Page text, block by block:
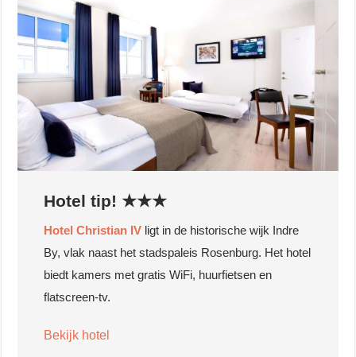
Hotel tip! ★★★
Hotel Christian IVligt in de historische wijk Indre
By, vlak naast het stadspaleis Rosenburg. Het hotel
biedt kamers met gratis WiFi, huurfietsen en
flatscreen-tv.
Bekijk hotel